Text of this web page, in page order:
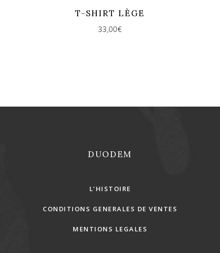
T-SHIRT LÈGE
33,00€
DUODEM
L’HISTOIRE
CONDITIONS GENERALES DE VENTES
MENTIONS LEGALES